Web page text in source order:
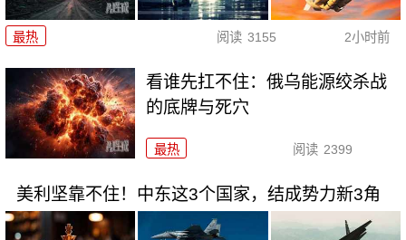
最热 阅读 3155 2小时前
看谁先扛不住：俄乌能源绞杀战
的底牌与死穴
最热 阅读 2399
美利坚靠不住！中东这3个国家，结成势力新3角